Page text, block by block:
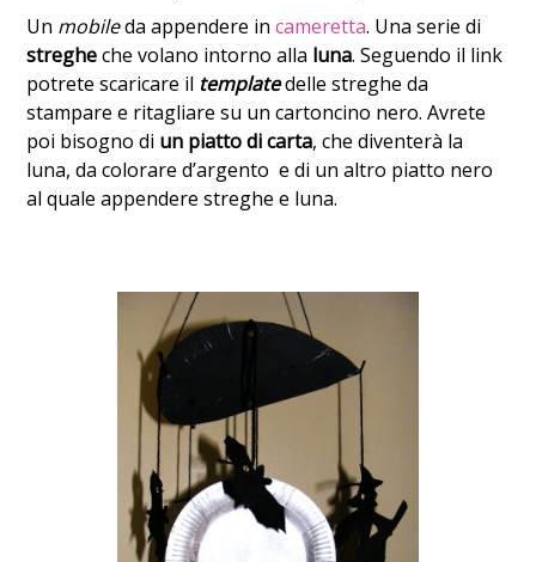
Un mobileda appendere incameretta. Una serie di
stregheche volano intorno alla luna. Seguendo il link
potrete scaricare il templatedelle streghe da
stampare e ritagliare su un cartoncino nero. Avrete
poi bisogno di un piatto di carta, che diventerà la
luna, da colorare d’argento e di un altro piatto nero
al quale appendere streghe e luna.